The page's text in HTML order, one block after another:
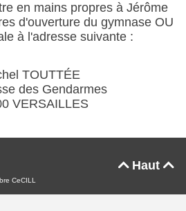
en mains propres à Jérôme
d'ouverture du gymnase OU
à l'adresse suivante :
TOUTTÉE
des Gendarmes
VERSAILLES
Haut 
CeCILL